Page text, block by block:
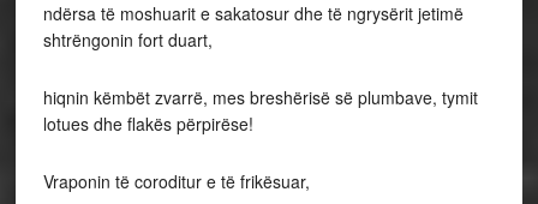
ndërsa të moshuarit e sakatosur dhe të ngrysërit jetimë
shtrëngonin fort duart,
hiqnin këmbët zvarrë, mes breshërisë së plumbave, tymit
lotues dhe flakës përpirëse!
Vraponin të coroditur e të frikësuar,